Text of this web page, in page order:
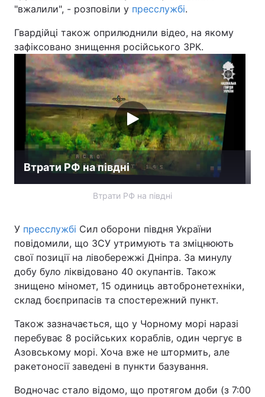
"вжалили", - розповіли у пресслужбі.
Гвардійці також оприлюднили відео, на якому
зафіксовано знищення російського ЗРК.
Втрати РФ на півдні
Втрати РФ на півдні
У пресслужбі Сил оборони півдня України
повідомили, що ЗСУ утримують та зміцнюють
свої позиції на лівобережжі Дніпра. За минулу
добу було ліквідовано 40 окупантів. Також
знищено міномет, 15 одиниць автобронетехніки,
склад боєприпасів та спостережний пункт.
Також зазначається, що у Чорному морі наразі
перебуває 8 російських кораблів, один чергує в
Азовському морі. Хоча вже не штормить, але
ракетоносії заведені в пункти базування.
Водночас стало відомо, що протягом доби (з 7:00